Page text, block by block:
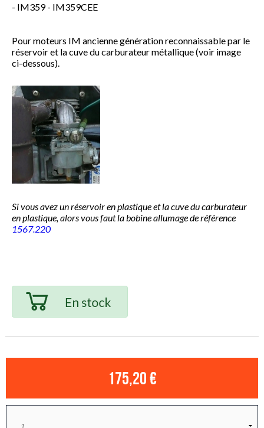
- IM359 - IM359CEE
Pour moteurs IM ancienne génération reconnaissable par le
réservoir et la cuve du carburateur métallique (voir image
ci-dessous).
Si vous avez un réservoir en plastique et la cuve du carburateur
en plastique, alors vous faut la bobine allumage de référence
1567.220
175,20 €